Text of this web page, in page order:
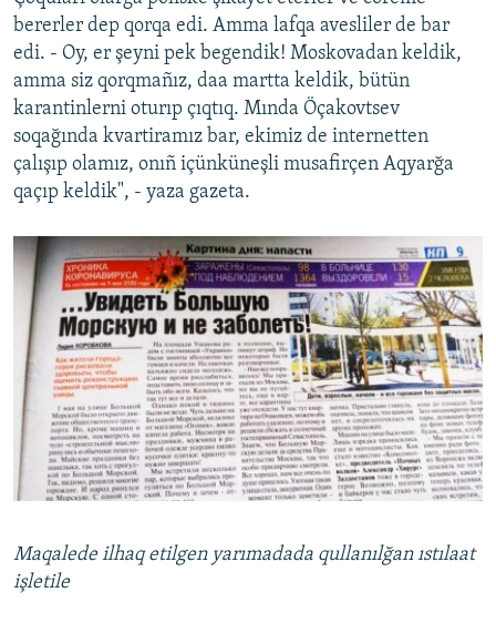
bererler dep qorqa edi. Amma lafqa avesliler de bar
edi. - Oy, er şeyni pek begendik! Moskovadan keldik,
amma siz qorqmañız, daa martta keldik, bütün
karantinlerni oturıp çıqtıq. Mında Öçakovtsev
soqağında kvartiramız bar, ekimiz de internetten
çalışıp olamız, onıñ içünküneşli musafirçen Aqyarğa
qaçıp keldik", - yaza gazeta.
Maqalede ilhaq etilgen yarımadada qullanılğanıstılaat
işletile